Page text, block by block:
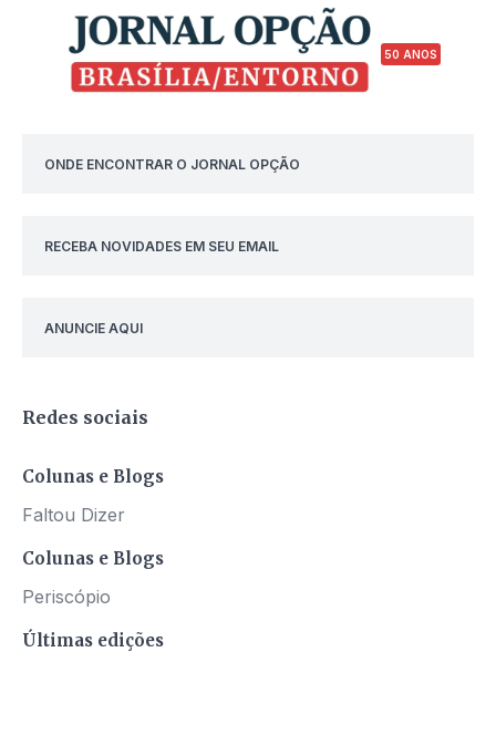
50 ANOS
ONDE ENCONTRAR O JORNAL OPÇÃO
RECEBA NOVIDADES EM SEU EMAIL
ANUNCIE AQUI
Redes sociais
Colunas e Blogs
Faltou Dizer
Colunas e Blogs
Periscópio
Últimas edições